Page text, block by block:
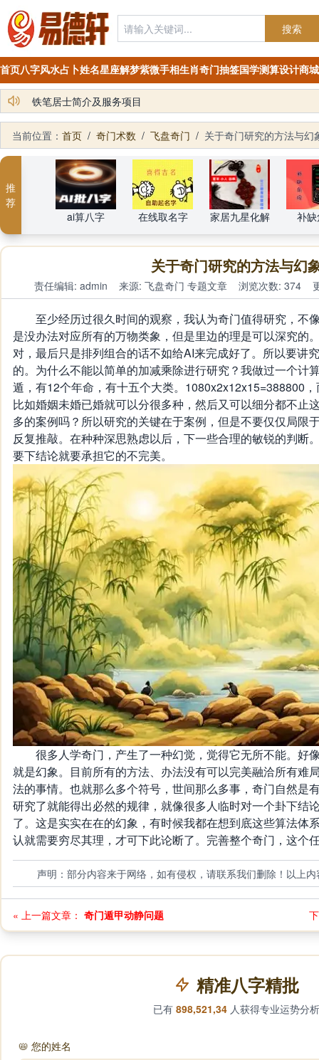
搜索
首页八字风水占卜姓名星座解梦紫微手相生肖奇门抽签国学测算设计商城
铁笔居士简介及服务项目
当前位置： 首页 / 奇门术数 / 飞盘奇门 / 关于奇门研究的方法与幻
推
荐
ai算八字
在线取名字 家居九星化解 补
关于奇门研究的方法与幻
责任编辑: admin 来源: 飞盘奇门 专题文章 浏览次数: 374
至少经历过很久时间的观察，我认为奇门值得研究，不
是没办法对应所有的万物类象，但是里边的理是可以深究的
对，最后只是排列组合的话不如给AI来完成好了。所以要讲
的。为什么不能以简单的加减乘除进行研究？我做过一个计
遁，有12个年命，有十五个大类。1080x2x12x15=388800
比如婚姻未婚已婚就可以分很多种，然后又可以细分都不止
多的案例吗？所以研究的关键在于案例，但是不要仅仅局限
反复推敲。在种种深思熟虑以后，下一些合理的敏锐的判断
要下结论就要承担它的不完美。
很多人学奇门，产生了一种幻觉，觉得它无所不能。好
就是幻象。目前所有的方法、办法没有可以完美融洽所有难
法的事情。也就那么多个符号，世间那么多事，奇门自然是
研究了就能得出必然的规律，就像很多人临时对一个卦下结
了。这是实实在在的幻象，有时候我都在想到底这些算法体
认就需要穷尽其理，才可下此论断了。完善整个奇门，这个
声明：部分内容来于网络，如有侵权，请联系我们删除！以上
« 上一篇文章： 奇门遁甲动静问题
精准八字精批
已有 898,521,34 人获得专业运势分析
📛 您的姓名